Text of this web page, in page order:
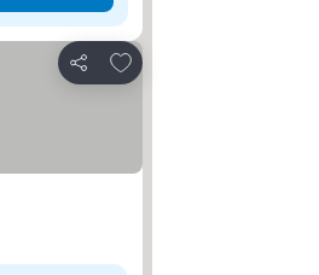
Dela
Lägg till i Mina Favoriter